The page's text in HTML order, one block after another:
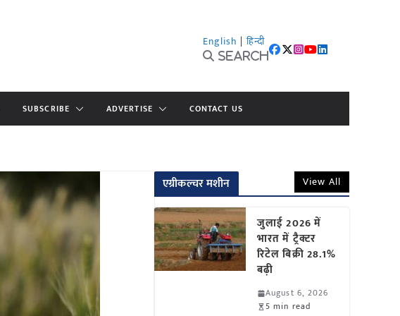
English | हिन्दी
Search
SUBSCRIBE ADVERTISE CONTACT US
एग्रीकल्चर मशीन View All
जुलाई 2026 में
भारत में ट्रैक्टर
रिटेल बिक्री 28.1%
बढ़ी
August 6, 2026
5 min read